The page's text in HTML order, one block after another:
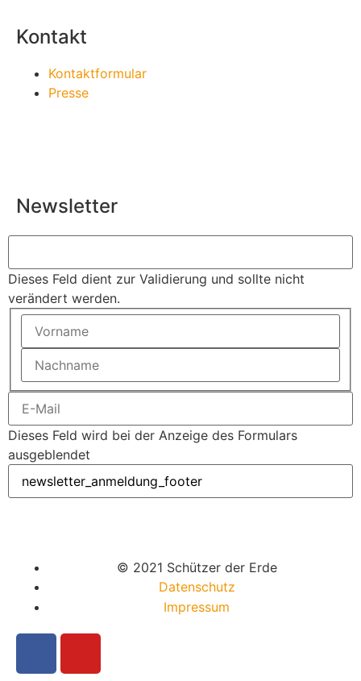
Kontakt
Kontaktformular
Presse
Newsletter
Dieses Feld dient zur Validierung und sollte nicht
verändert werden.
Dieses Feld wird bei der Anzeige des Formulars
ausgeblendet
© 2021 Schützer der Erde
Datenschutz
Impressum